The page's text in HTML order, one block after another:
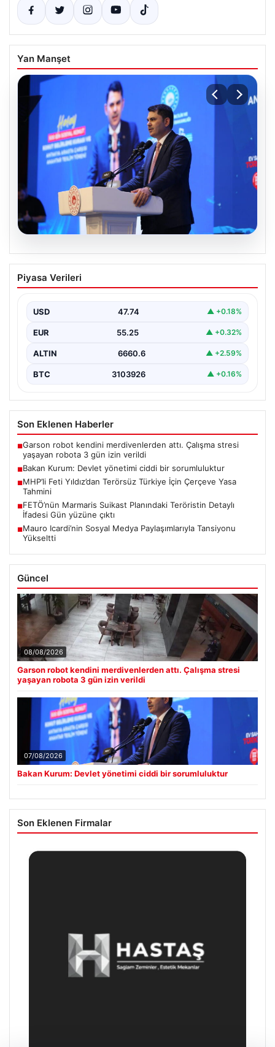
Yan Manşet
Bakan Kurum: Devlet yönetimi ciddi bir
sorumluluktur
Kurum, Hatay'da düzenlenen sosyal konut projesi ve…
Piyasa Verileri
USD 47.74 ▲ +0.18%
EUR 55.25 ▲ +0.32%
ALTIN 6660.6 ▲ +2.59%
BTC 3103926 ▲ +0.16%
Son Eklenen Haberler
■Garson robot kendini merdivenlerden attı. Çalışma stresi
yaşayan robota 3 gün izin verildi
■Bakan Kurum: Devlet yönetimi ciddi bir sorumluluktur
■MHP’li Feti Yıldız’dan Terörsüz Türkiye İçin Çerçeve Yasa
Tahmini
■FETÖ’nün Marmaris Suikast Planındaki Teröristin Detaylı
İfadesi Gün yüzüne çıktı
■Mauro Icardi’nin Sosyal Medya Paylaşımlarıyla Tansiyonu
Yükseltti
Güncel
08/08/2026
Garson robot kendini merdivenlerden attı. Çalışma stresi
yaşayan robota 3 gün izin verildi
07/08/2026
Bakan Kurum: Devlet yönetimi ciddi bir sorumluluktur
Son Eklenen Firmalar